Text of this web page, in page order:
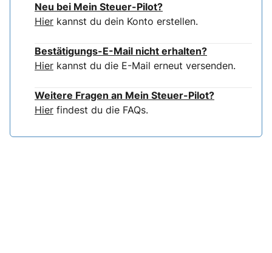
Neu bei Mein Steuer-Pilot?
Hier kannst du dein Konto erstellen.
Bestätigungs-E-Mail nicht erhalten?
Hier kannst du die E-Mail erneut versenden.
Weitere Fragen an Mein Steuer-Pilot?
Hier findest du die FAQs.